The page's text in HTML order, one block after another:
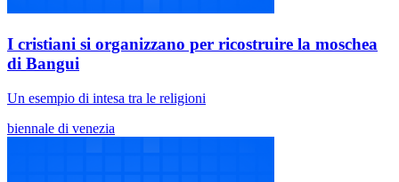
I cristiani si organizzano per ricostruire la moschea
di Bangui
Un esempio di intesa tra le religioni
biennale di venezia